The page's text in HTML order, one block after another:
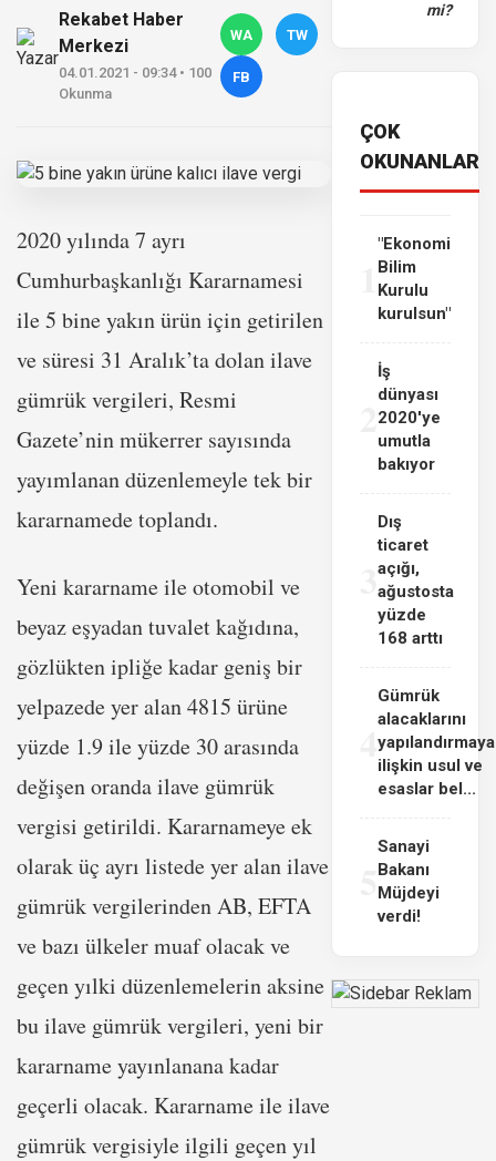
Rekabet Haber
Merkezi
04.01.2021 - 09:34 • 100
Okunma
WA TW
FB
2020 yılında 7 ayrı
Cumhurbaşkanlığı Kararnamesi
ile 5 bine yakın ürün için getirilen
ve süresi 31 Aralık’ta dolan ilave
gümrük vergileri, Resmi
Gazete’nin mükerrer sayısında
yayımlanan düzenlemeyle tek bir
kararnamede toplandı.
Yeni kararname ile otomobil ve
beyaz eşyadan tuvalet kağıdına,
gözlükten ipliğe kadar geniş bir
yelpazede yer alan 4815 ürüne
yüzde 1.9 ile yüzde 30 arasında
değişen oranda ilave gümrük
vergisi getirildi. Kararnameye ek
olarak üç ayrı listede yer alan ilave
gümrük vergilerinden AB, EFTA
ve bazı ülkeler muaf olacak ve
geçen yılki düzenlemelerin aksine
bu ilave gümrük vergileri, yeni bir
kararname yayınlanana kadar
geçerli olacak. Kararname ile ilave
gümrük vergisiyle ilgili geçen yıl
mi?
ÇOK
OKUNANLAR
"Ekonomi
Bilim
Kurulu
kurulsun"
İş
dünyası
2020'ye
umutla
bakıyor
3
Dış
ticaret
açığı,
ağustosta
yüzde
168 arttı
4
Gümrük
alacaklarını
yapılandırmaya
ilişkin usul ve
esaslar bel...
Sanayi
Bakanı
Müjdeyi
verdi!